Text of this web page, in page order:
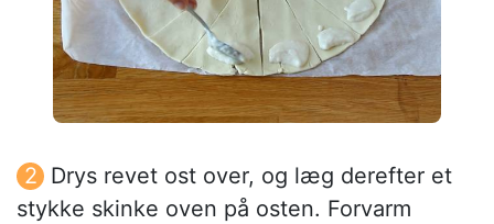
Drys revet ost over, og læg derefter et
stykke skinke oven på osten. Forvarm